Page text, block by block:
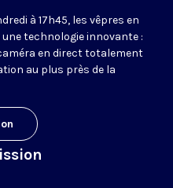
à 17h45, les vêpres en
technologie innovante :
en direct totalement
au plus près de la